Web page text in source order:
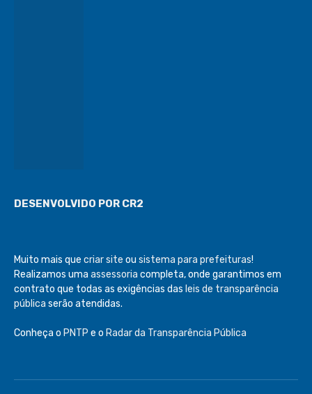
DESENVOLVIDO POR CR2
Muito mais que criar site ou sistema para prefeituras!
Realizamos uma assessoria completa, onde garantimos em
contrato que todas as exigências das leis de transparência
pública serão atendidas.
Conheça o PNTP e o Radar da Transparência Pública